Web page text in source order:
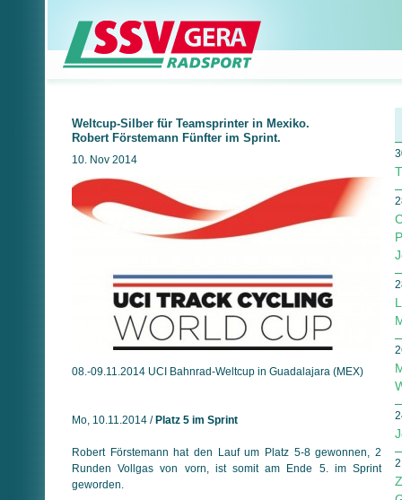
Weltcup-Silber für Teamsprinter in Mexiko.
Robert Förstemann Fünfter im Sprint.
10. Nov 2014
08.-09.11.2014 UCI Bahnrad-Weltcup in Guadalajara (MEX)
Mo, 10.11.2014 /Platz 5 im Sprint
Robert Förstemann hat den Lauf um Platz 5-8 gewonnen, 2
Runden Vollgas von vorn, ist somit am Ende 5. im Sprint
geworden.